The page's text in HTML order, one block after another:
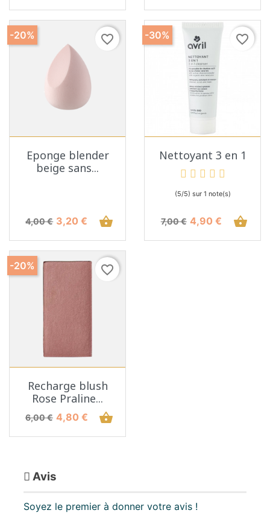
favorite_border
Eponge blender
beige sans...
Prix de base
4,00 € Prix
3,20 € shopping_basket
-20% favorite_border
Nettoyant 3 en 1
(5/5) sur 1 note(s)
Prix de base
7,00 € Prix
4,90 € shopping_basket
-30%
favorite_border
Recharge blush
Rose Praline...
Prix de base
6,00 € Prix
4,80 € shopping_basket
-20%
Avis
Soyez le premier à donner votre avis !